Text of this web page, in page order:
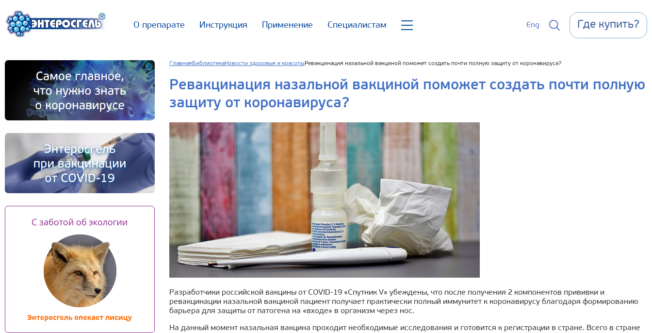
О препарате Инструкция Применение Специалистам Eng Где купить?
Главная БиблиотекаНовости здоровья и красоты Ревакцинация назальной вакциной поможет создать почти полную защиту от коронавируса?
Ревакцинация назальной вакциной поможет создать почти полную
защиту от коронавируса?
Разработчики российской вакцины от COVID-19 «Спутник V» убеждены, что после получения 2 компонентов прививки и
ревакцинации назальной вакциной пациент получает практически полный иммунитет к коронавирусу благодаря формированию
барьера для защиты от патогена на «входе» в организм через нос.
На данный момент назальная вакцина проходит необходимые исследования и готовится к регистрации в стране. Всего в стране